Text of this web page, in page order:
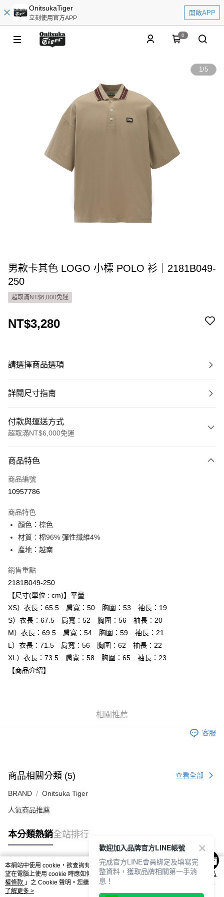
OnitsukaTiger
立刻使用官方APP
開啟APP
0
1/5
男款卡其色 LOGO 小標 POLO 衫｜2181B049-
250
超取滿NT$6,000免運
NT$3,280
請選擇商品選項
詳閱尺寸指南
付款與運送方式
超取滿NT$6,000免運
信用卡一次付款
超商取貨付款
Apple Pay
ATM付款
運送方式
全家取貨付款
每筆NT$80，滿NT$6,000(含以上)免運費
付款後全家取貨
萊爾富取貨付款
每筆NT$80，滿NT$6,000(含以上)免運費
宅配
商品特色
商品編號
10957786
商品特色
顏色：棕色
材質：棉96% 彈性纖維4%
產地：越南
銷售重點
2181B049-250
【尺寸(單位 : cm)】平量
XS）衣長：65.5 肩寬：50 胸圍：53 袖長：19
S）衣長：67.5 肩寬：52 胸圍：56 袖長：20
M）衣長：69.5 肩寬：54 胸圍：59 袖長：21
L）衣長：71.5 肩寬：56 胸圍：62 袖長：22
XL）衣長：73.5 肩寬：58 胸圍：65 袖長：23
【商品介紹】
相關推薦
客服
商品相關分類 (5) 查看全部
BRAND Onitsuka Tiger
人氣商品推薦
本分類熱銷全站排行
熱門標籤
本網站中使用 cookie，欲查詢有關本網站使用 cookie 方式之詳情，及若您不希
望在電腦上使用 cookie 時應如何變更電腦的 cookie 設定，請參閱本網站「
隱私
權條款 」之 Cookie 聲明。您繼續使用本網站即表示您同意本公司得按本網站使
用條款之 Cookie 聲明使用 cookie。
了解更多 >
歡迎加入品牌官方LINE帳號
完成官方LINE會員綁定及填寫完
整資料，獲取品牌相關第一手消
息！